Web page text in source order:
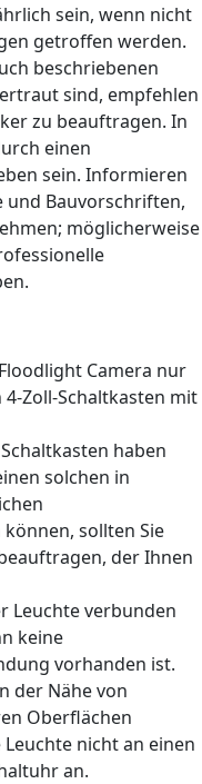
sein, wenn nicht
getroffen werden.
beschriebenen
sind, empfehlen
zu beauftragen. In
einen
sein. Informieren
und Bauvorschriften,
möglicherweise
Camera nur
Zoll-Schaltkasten mit
haben
solchen in
sollten Sie
der Ihnen
Leuchte verbunden
keine
vorhanden ist.
der Nähe von
Oberflächen
nicht an einen
an.